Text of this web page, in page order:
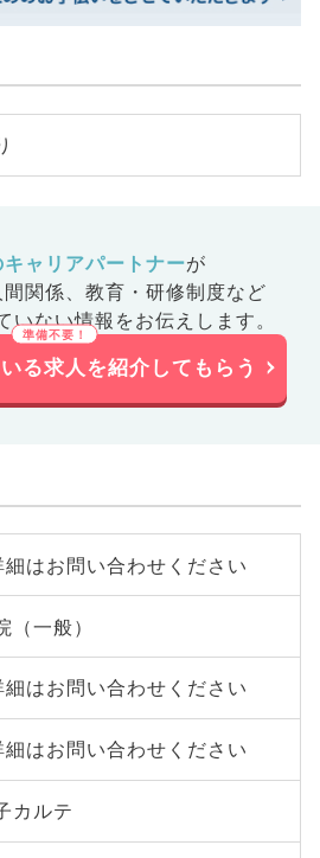
ャリアパートナーが
関係、 教育・研修制度など
いない情報をお伝えします。
る求人を紹介してもらう
細はお問い合わせください
（一般）
細はお問い合わせください
細はお問い合わせください
カルテ